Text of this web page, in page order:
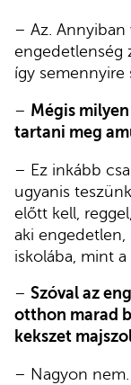
– Az. Annyiban
engedetlenség
így semennyire
– Mégis
tartani meg
– Ez inkább
ugyanis
előtt kell,
aki engedetlen,
iskolába, mint
– Szóval az
otthon marad
kekszet
– Nagyon